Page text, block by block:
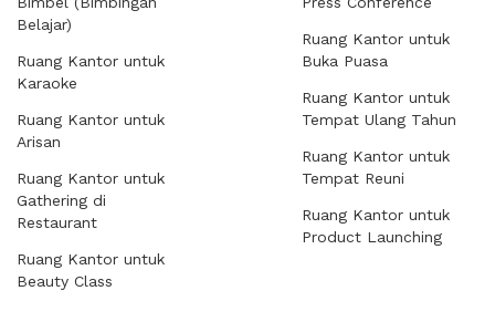
Belajar)
Ruang Kantor untuk
Karaoke
Ruang Kantor untuk
Arisan
Ruang Kantor untuk
Gathering di
Restaurant
Ruang Kantor untuk
Beauty Class
Ruang Kantor untuk
Buka Puasa
Ruang Kantor untuk
Tempat Ulang Tahun
Ruang Kantor untuk
Tempat Reuni
Ruang Kantor untuk
Product Launching